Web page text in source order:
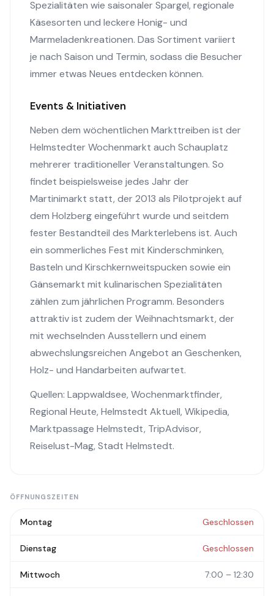
Spezialitäten wie saisonaler Spargel, regionale
Käsesorten und leckere Honig- und
Marmeladenkreationen. Das Sortiment variiert
je nach Saison und Termin, sodass die Besucher
immer etwas Neues entdecken können.
Events & Initiativen
Neben dem wöchentlichen Markttreiben ist der
Helmstedter Wochenmarkt auch Schauplatz
mehrerer traditioneller Veranstaltungen. So
findet beispielsweise jedes Jahr der
Martinimarkt statt, der 2013 als Pilotprojekt auf
dem Holzberg eingeführt wurde und seitdem
fester Bestandteil des Markterlebens ist. Auch
ein sommerliches Fest mit Kinderschminken,
Basteln und Kirschkernweitspucken sowie ein
Gänsemarkt mit kulinarischen Spezialitäten
zählen zum jährlichen Programm. Besonders
attraktiv ist zudem der Weihnachtsmarkt, der
mit wechselnden Ausstellern und einem
abwechslungsreichen Angebot an Geschenken,
Holz- und Handarbeiten aufwartet.
Quellen: Lappwaldsee, Wochenmarktfinder,
Regional Heute, Helmstedt Aktuell, Wikipedia,
Marktpassage Helmstedt, TripAdvisor,
Reiselust-Mag, Stadt Helmstedt.
ÖFFNUNGSZEITEN
Montag Geschlossen
Dienstag Geschlossen
Mittwoch 7:00 – 12:30